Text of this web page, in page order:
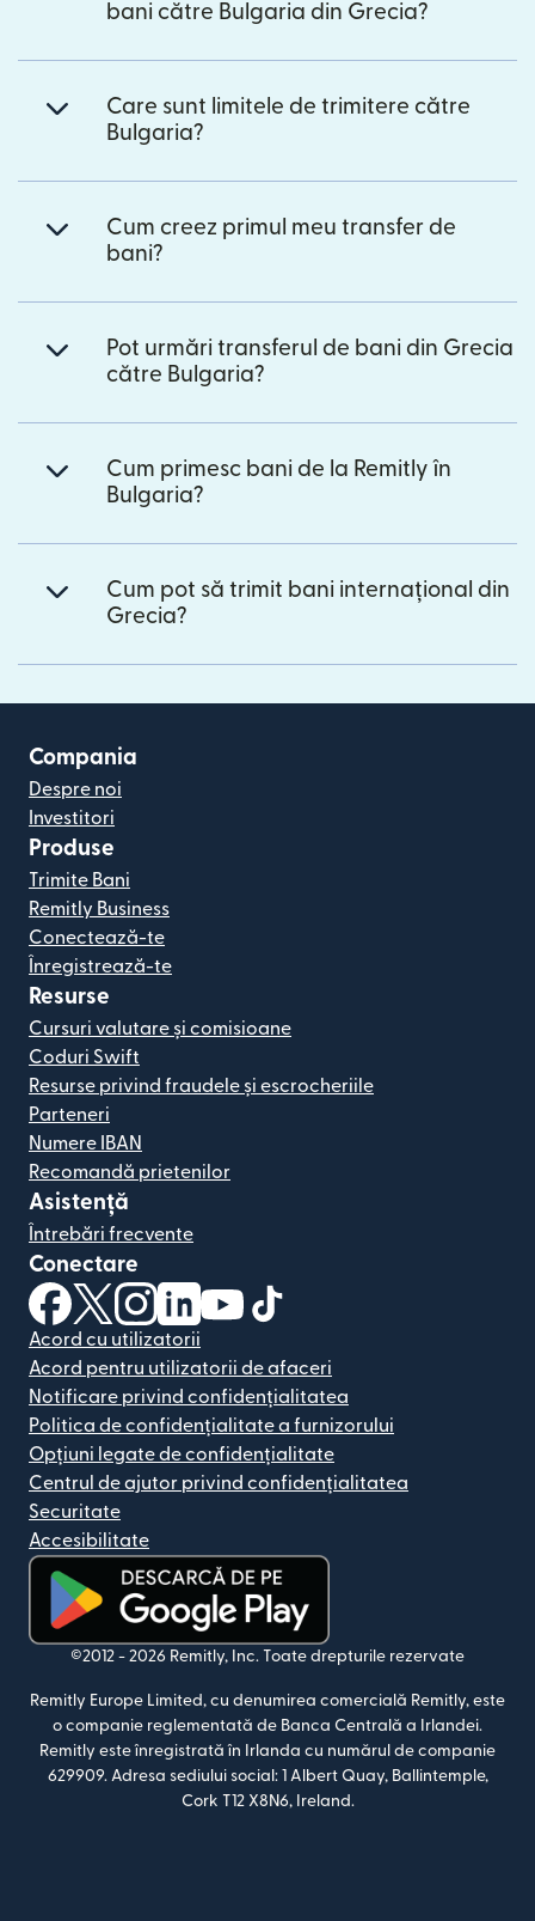
bani către Bulgaria din Grecia?
Care sunt limitele de trimitere către
Bulgaria?
Cum creez primul meu transfer de
bani?
Pot urmări transferul de bani din Grecia
către Bulgaria?
Cum primesc bani de la Remitly în
Bulgaria?
Cum pot să trimit bani internațional din
Grecia?
Compania
Despre noi
Investitori
Produse
Trimite Bani
Remitly Business
Conectează-te
Înregistrează-te
Resurse
Cursuri valutare și comisioane
Coduri Swift
Resurse privind fraudele și escrocheriile
Parteneri
Numere IBAN
Recomandă prietenilor
Asistență
Întrebări frecvente
Conectare
(se deschide într-o fereastră nouă)
(se deschide într-o fereastră nouă)
(se deschide într-o fereastră nouă)
(se deschide într-o fereastră nouă)
(se deschide într-o fereastră
Acord cu utilizatorii
Acord pentru utilizatorii de afaceri
Notificare privind confidențialitatea
Politica de confidențialitate a furnizorului
Opțiuni legate de confidențialitate
Centrul de ajutor privind confidențialitatea
Securitate
Accesibilitate
(se deschide într-o fereastră nouă)
©2012 - 2026 Remitly, Inc. Toate drepturile rezervate
Remitly Europe Limited, cu denumirea comercială Remitly, este
o companie reglementată de Banca Centrală a Irlandei.
Remitly este înregistrată în Irlanda cu numărul de companie
629909. Adresa sediului social: 1 Albert Quay, Ballintemple,
Cork T12 X8N6, Ireland.